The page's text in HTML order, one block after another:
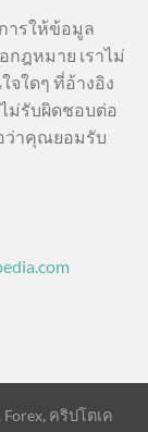
ารให้ข้อมูล
กฎหมาย เราไม่
ใดๆ ที่อ้างอิง
ม่รับผิดชอบต่อ
ว่าคุณยอมรับ
คริปโตเค